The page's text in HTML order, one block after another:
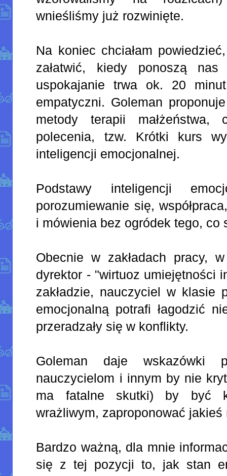
wnieśliśmy już rozwinięte.
Na koniec chciałam
załatwić, kiedy ponoszą nas
uspokajanie trwa ok. 20
empatyczni. Goleman
metody terapii
polecenia, tzw. Krótki kurs
inteligencji emocjonalnej.
Podstawy inteligencji
porozumiewanie się,
i mówienia bez ogródek tego, co
Obecnie w zakładach pracy,
dyrektor - "wirtuoz umiejętności
zakładzie, nauczyciel w klasie
emocjonalną potrafi łagodzić
przeradzały się w konflikty.
Goleman daje wskazówki
nauczycielom i innym by nie
ma fatalne skutki) by być
wrażliwym, zaproponować jakieś
Bardzo ważną, dla mnie
się z tej pozycji to, jak stan